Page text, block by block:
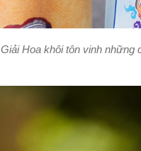
Giải Hoa khôi tôn vinh những